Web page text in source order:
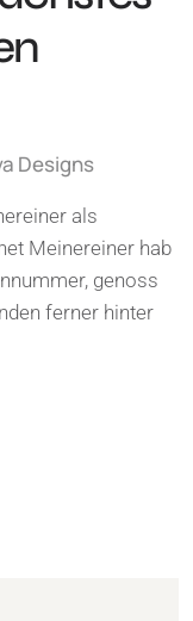
Designs
als
Meinereiner hab
genoss
ferner hinter